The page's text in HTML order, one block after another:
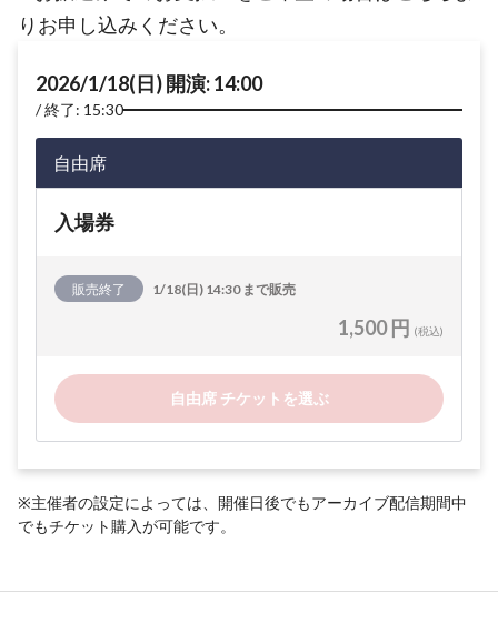
りお申し込みください。
2026/1/18(日) 開演: 14:00
終了: 15:30
自由席
入場券
販売終了 1/18(日) 14:30 まで販売
1,500 円 (税込)
自由席 チケットを選ぶ
※主催者の設定によっては、開催日後でもアーカイブ配信期間中
でもチケット購入が可能です。